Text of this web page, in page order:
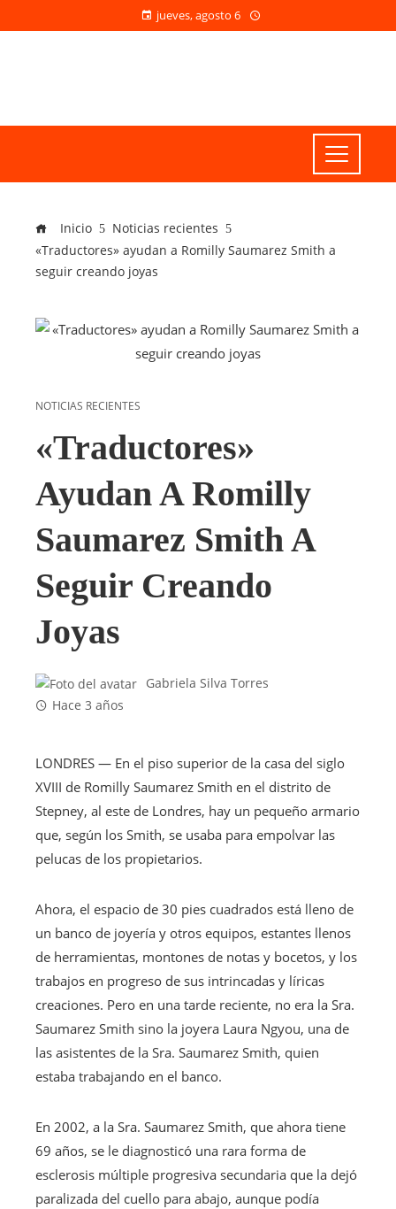
jueves, agosto 6
Inicio
Noticias recientes
«Traductores» ayudan a Romilly Saumarez Smith a
seguir creando joyas
NOTICIAS RECIENTES
«Traductores»
Ayudan A Romilly
Saumarez Smith A
Seguir Creando
Joyas
Gabriela Silva Torres
Hace 3 años
LONDRES — En el piso superior de la casa del siglo
XVIII de Romilly Saumarez Smith en el distrito de
Stepney, al este de Londres, hay un pequeño armario
que, según los Smith, se usaba para empolvar las
pelucas de los propietarios.
Ahora, el espacio de 30 pies cuadrados está lleno de
un banco de joyería y otros equipos, estantes llenos
de herramientas, montones de notas y bocetos, y los
trabajos en progreso de sus intrincadas y líricas
creaciones. Pero en una tarde reciente, no era la Sra.
Saumarez Smith sino la joyera Laura Ngyou, una de
las asistentes de la Sra. Saumarez Smith, quien
estaba trabajando en el banco.
En 2002, a la Sra. Saumarez Smith, que ahora tiene
69 años, se le diagnosticó una rara forma de
esclerosis múltiple progresiva secundaria que la dejó
paralizada del cuello para abajo, aunque podía